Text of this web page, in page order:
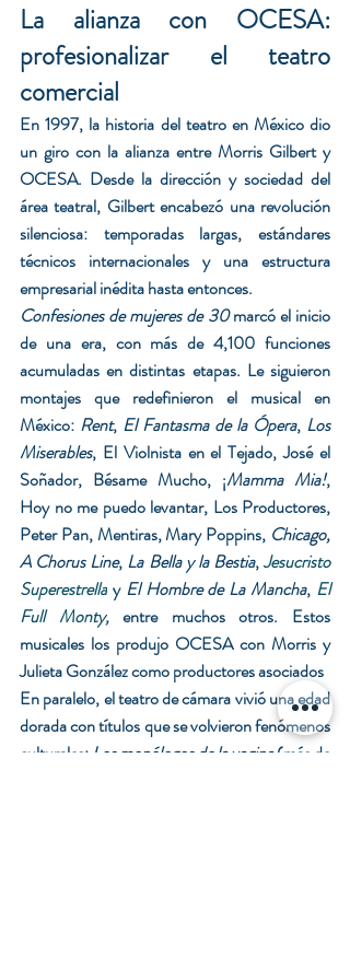
La alianza con OCESA:
profesionalizar el teatro
comercial
En 1997, la historia del teatro en México dio
un giro con la alianza entre Morris Gilbert y
OCESA. Desde la dirección y sociedad del
área teatral, Gilbert encabezó una revolución
silenciosa: temporadas largas, estándares
técnicos internacionales y una estructura
empresarial inédita hasta entonces.
Confesiones de mujeres de 30 marcó el inicio
de una era, con más de 4,100 funciones
acumuladas en distintas etapas. Le siguieron
montajes que redefinieron el musical en
México: Rent, El Fantasma de la Ópera, Los
Miserables, El Violnista en el Tejado, José el
Soñador, Bésame Mucho, ¡Mamma Mia!,
Hoy no me puedo levantar, Los Productores,
Peter Pan, Mentiras, Mary Poppins, Chicago,
A Chorus Line, La Bella y la Bestia, Jesucristo
Superestrella y El Hombre de La Mancha, El
Full Monty, entre muchos otros. Estos
musicales los produjo OCESA con Morris y
Julieta González como productores asociados
En paralelo, el teatro de cámara vivió una edad
dorada con títulos que se volvieron fenómenos
culturales: Los monólogos de la vagina (más de